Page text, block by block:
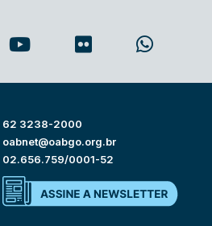
62 3238-2000
oabnet@oabgo.org.br
02.656.759/0001-52